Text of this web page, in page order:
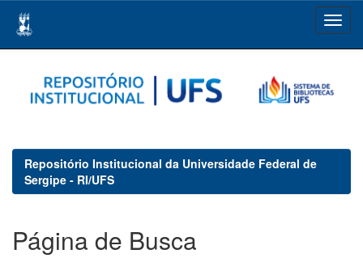
navigation
Repositório Institucional da Universidade Federal de
Sergipe - RI/UFS
Página de Busca